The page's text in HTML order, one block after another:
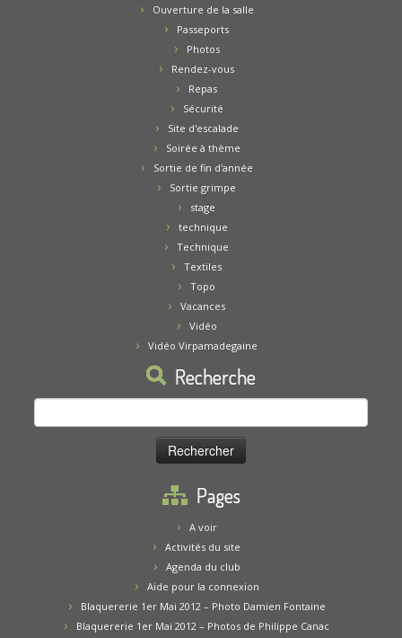
Ouverture de la salle
Passeports
Photos
Rendez-vous
Repas
Sécurité
Site d'escalade
Soirée à thème
Sortie de fin d'année
Sortie grimpe
stage
technique
Technique
Textiles
Topo
Vacances
Vidéo
Vidéo Virpamadegaine
Recherche
Pages
A voir
Activités du site
Agenda du club
Aide pour la connexion
Blaquererie 1er Mai 2012 – Photo Damien Fontaine
Blaquererie 1er Mai 2012 – Photos de Philippe Canac